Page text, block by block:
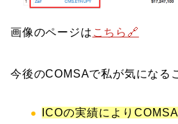
画像のページは こちら🔗
今後のCOMSAで私が気になる
ICOの実績により